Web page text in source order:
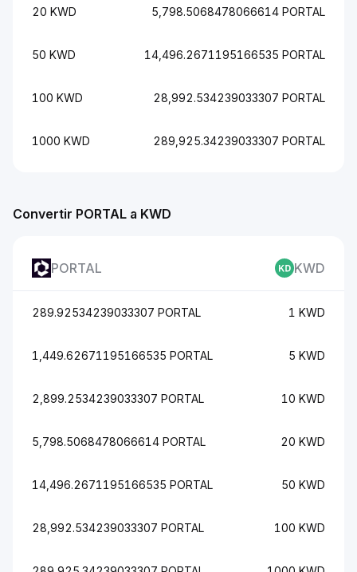
Convertir PORTAL a KWD
PORTAL KWD
289.92534239033307 PORTAL 1 KWD
1,449.62671195166535 PORTAL 5 KWD
2,899.2534239033307 PORTAL 10 KWD
5,798.5068478066614 PORTAL 20 KWD
14,496.2671195166535 PORTAL 50 KWD
28,992.534239033307 PORTAL 100 KWD
20 KWD 5,798.5068478066614 PORTAL
50 KWD 14,496.2671195166535 PORTAL
100 KWD 28,992.534239033307 PORTAL
1000 KWD 289,925.34239033307 PORTAL